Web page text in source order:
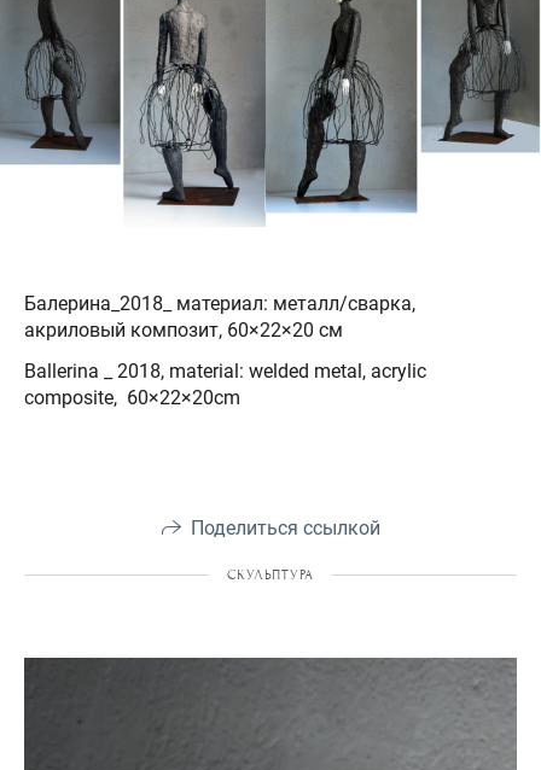
Балерина_2018_ материал: металл/сварка,
акриловый композит, 60×22×20 см
Ballerina _ 2018, material: welded metal, acrylic
composite, 60×22×20cm
Поделиться ссылкой
СКУЛЬПТУРА